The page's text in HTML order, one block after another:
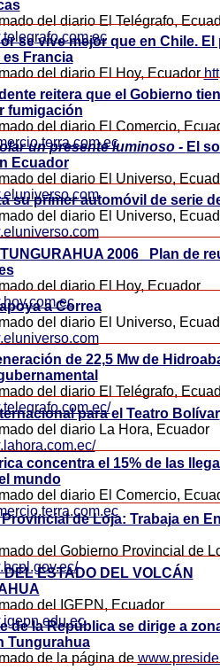
su primer automóvil de serie
del diario El Universo,
2006 Plan de
del diario El Hoy, Ecuador
a Correa
del diario El Universo,
de 22,5 Mw de
del diario El Telégrafo,
DEL ESTADO DEL VOLCÁN
del IGEPN, Ecuador
de la República se dirige a
Tungurahua
de la página de
para el Teatro Bolívar
del diario La Hora, Ecuador
concentra el 15% de las
mundo
del diario El Comercio,
de Loja: Trabaja en
del Gobierno Provincial de
un presente luminoso - El
Ecuador
del diario El Universo,
reitera que el Gobierno
fumigación
del diario El Comercio,
se vive mejor que en Chile.
es Francia
del diario El Hoy, Ecuador
del diario El Telégrafo,